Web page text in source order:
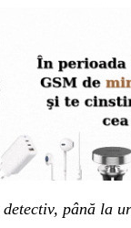
detectiv, până la